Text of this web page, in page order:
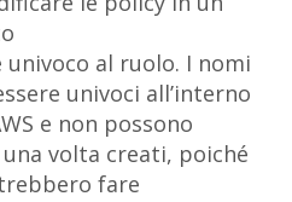
univoco al ruolo. I nomi
univoci all’interno
e non possono
volta creati, poiché
fare